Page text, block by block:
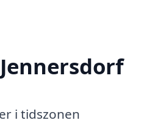
i tidszonen